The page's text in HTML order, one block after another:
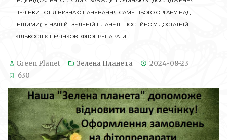
ПЕЧІНКИ... ОТ Я ВИЗНАЮ ПАНУВАННЯ САМЕ ЦЬОГО ОРГАНУ НАД
ІНШИМИ)) У НАШІЙ "ЗЕЛЕНІЙ ПЛАНЕТІ" ПОСТІЙНО У ДОСТАТНІЙ
КІЛЬКОСТІ Є ПЕЧІНКОВІ ФІТОПРЕПАРАТИ.
Green Planet Зелена Планета
2024-08-23
630